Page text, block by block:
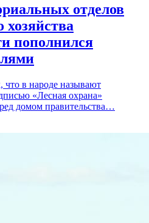
отделов
хозяйства
пополнился
что в народе называют
«Лесная охрана»
домом правительства…